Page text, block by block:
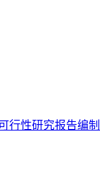
行性研究报告编